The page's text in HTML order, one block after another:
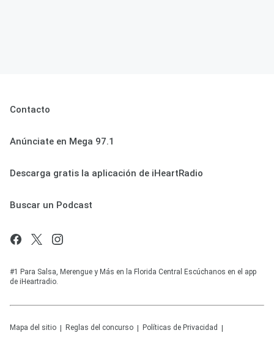
Contacto
Anúnciate en Mega 97.1
Descarga gratis la aplicación de iHeartRadio
Buscar un Podcast
#1 Para Salsa, Merengue y Más en la Florida Central Escúchanos en el app
de iHeartradio.
Mapa del sitio Reglas del concurso Políticas de Privacidad